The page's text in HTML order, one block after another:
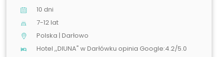
10 dni
7-12 lat
Polska | Darłowo
Hotel ,,DIUNA" w Darłówku opinia Google:4.2/5.0